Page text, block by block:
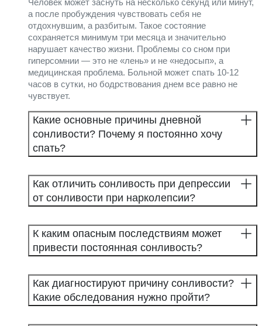
Человек может заснуть на несколько секунд или минут,
а после пробуждения чувствовать себя не
отдохнувшим, а разбитым. Такое состояние
сохраняется минимум три месяца и значительно
нарушает качество жизни. Проблемы со сном при
гиперсомнии — это не «лень» и не «недосып», а
медицинская проблема. Больной может спать 10-12
часов в сутки, но бодрствования днем все равно не
чувствует.
Какие основные причины дневной
сонливости? Почему я постоянно хочу
спать?
Как отличить сонливость при депрессии
от сонливости при нарколепсии?
К каким опасным последствиям может
привести постоянная сонливость?
Как диагностируют причину сонливости?
Какие обследования нужно пройти?